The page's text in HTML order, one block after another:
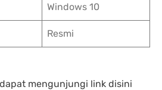
Windows 10
Resmi
mengunjungi link disini